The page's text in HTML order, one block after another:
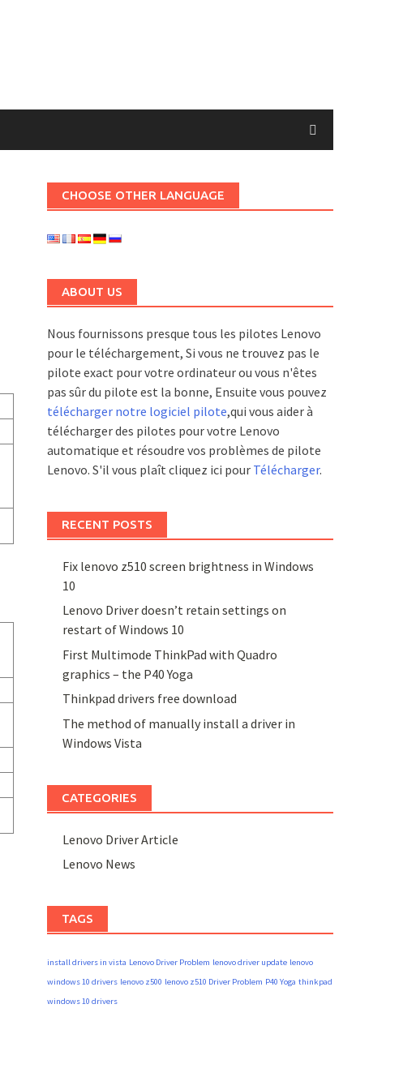
CHOOSE OTHER LANGUAGE
ABOUT US
Nous fournissons presque tous les pilotes Lenovo
pour le téléchargement, Si vous ne trouvez pas le
pilote exact pour votre ordinateur ou vous n'êtes
pas sûr du pilote est la bonne, Ensuite vous pouvez
télécharger notre logiciel pilote,qui vous aider à
télécharger des pilotes pour votre Lenovo
automatique et résoudre vos problèmes de pilote
Lenovo. S'il vous plaît cliquez ici pour Télécharger.
RECENT POSTS
Fix lenovo z510 screen brightness in Windows
10
Lenovo Driver doesn’t retain settings on
restart of Windows 10
First Multimode ThinkPad with Quadro
graphics – the P40 Yoga
Thinkpad drivers free download
The method of manually install a driver in
Windows Vista
CATEGORIES
Lenovo Driver Article
Lenovo News
TAGS
install drivers in vista Lenovo Driver Problem lenovo driver update lenovo
windows 10 drivers lenovo z500 lenovo z510 Driver Problem P40 Yoga thinkpad
windows 10 drivers